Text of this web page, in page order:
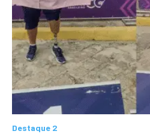
Destaque 2